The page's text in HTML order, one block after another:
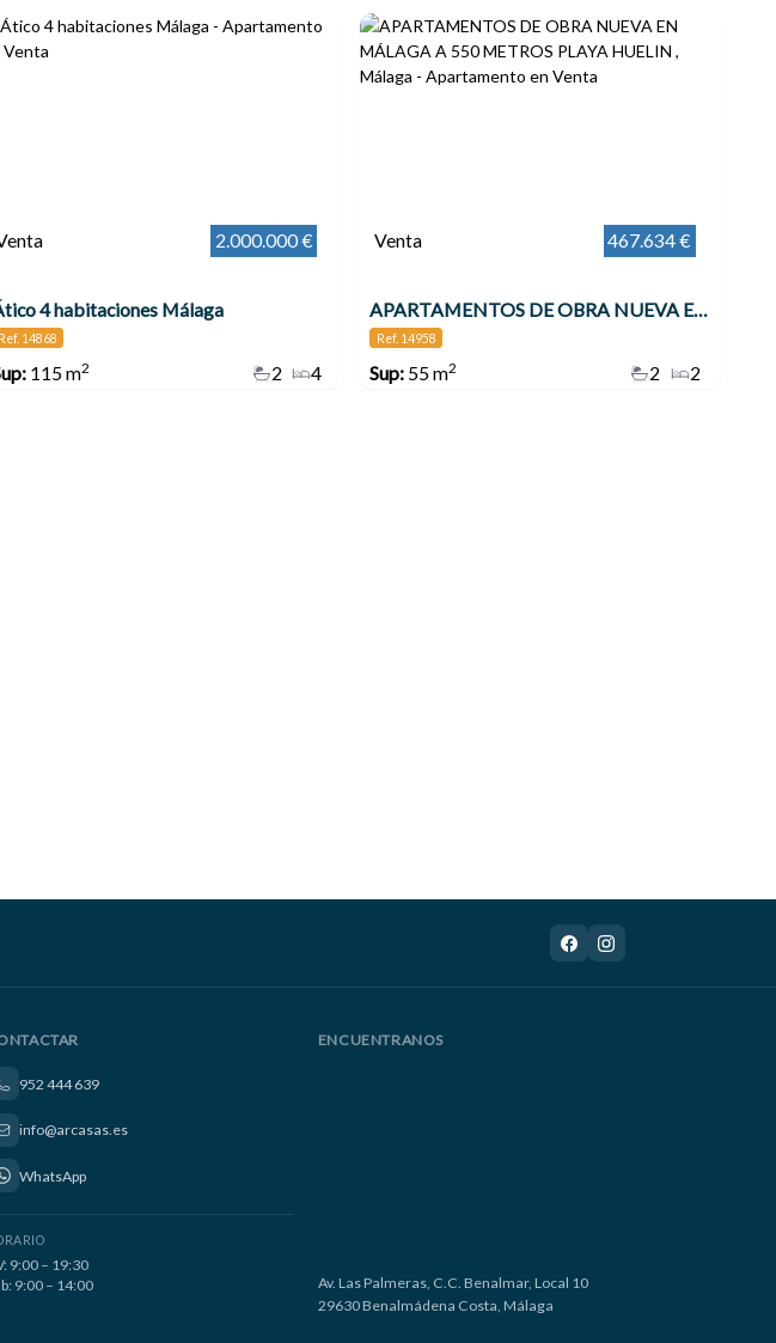
2.000.000 €
4 habitaciones Málaga
Ref. 14868
115 m2 4
2
Venta 467.634 €
APARTAMENTOS DE OBRA NUEVA EN MÁLAGA A 550 METROS PLAYA HUELIN , Málaga
Ref. 14958
Sup: 55 m2 2
2
952 444 639
info@arcasas.es
WhatsApp
9:00 – 19:30
9:00 – 14:00
ENCUENTRANOS
Av. Las Palmeras, C.C. Benalmar, Local 10
29630 Benalmádena Costa, Málaga